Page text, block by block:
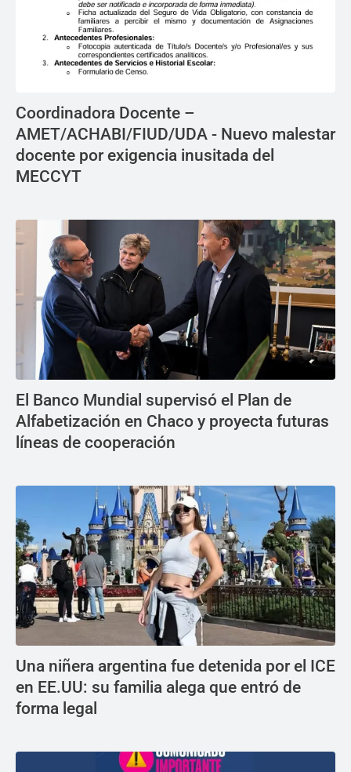
Coordinadora Docente –
AMET/ACHABI/FIUD/UDA - Nuevo malestar
docente por exigencia inusitada del
MECCYT
El Banco Mundial supervisó el Plan de
Alfabetización en Chaco y proyecta futuras
líneas de cooperación
Una niñera argentina fue detenida por el ICE
en EE.UU: su familia alega que entró de
forma legal